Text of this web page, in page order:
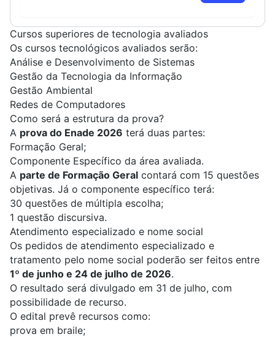
Cursos superiores de tecnologia avaliados
Os cursos tecnológicos avaliados serão:
Análise e Desenvolvimento de Sistemas
Gestão da Tecnologia da Informação
Gestão Ambiental
Redes de Computadores
Como será a estrutura da prova?
A prova do Enade 2026 terá duas partes:
Formação Geral;
Componente Específico da área avaliada.
A parte de Formação Geral contará com 15 questões
objetivas. Já o componente específico terá:
30 questões de múltipla escolha;
1 questão discursiva.
Atendimento especializado e nome social
Os pedidos de atendimento especializado e
tratamento pelo nome social poderão ser feitos entre
1º de junho e 24 de julho de 2026.
O resultado será divulgado em 31 de julho, com
possibilidade de recurso.
O edital prevê recursos como:
prova em braile;